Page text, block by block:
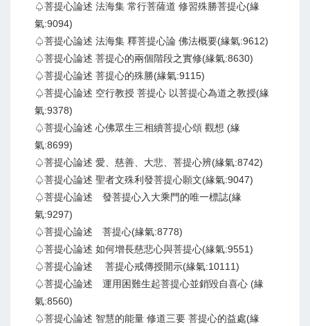
♤菩提心論述 法海集 常行菩薩道 修習殊勝菩提心(緣
氣:9094)
♤菩提心論述 法海集 釋菩提心論 佛法概要(緣氣:9612)
♤菩提心論述 菩提心的兩個階段之實修(緣氣:8630)
♤菩提心論述 菩提心的殊勝(緣氣:9115)
♤菩提心論述 空行教授 菩提心 以菩提心為道之教授(緣
氣:9378)
♤菩提心論述 心佛眾生三相續菩提心頌 觀想 (緣
氣:8699)
♤菩提心論述 愛、慈善、大悲、菩提心辨(緣氣:8742)
♤菩提心論述 聖者文殊利發菩提心願文(緣氣:9047)
♤菩提心論述 發菩提心入大乘門的唯一標誌(緣
氣:9297)
♤菩提心論述 菩提心(緣氣:8778)
♤菩提心論述 如何增長慈悲心與菩提心(緣氣:9551)
♤菩提心論述 菩提心戒傳授開示(緣氣:10111)
♤菩提心論述 運用困難生起菩提心並銷毀自喜心 (緣
氣:8560)
♤菩提心論述 智慧的能量 修道三要 菩提心的益處(緣